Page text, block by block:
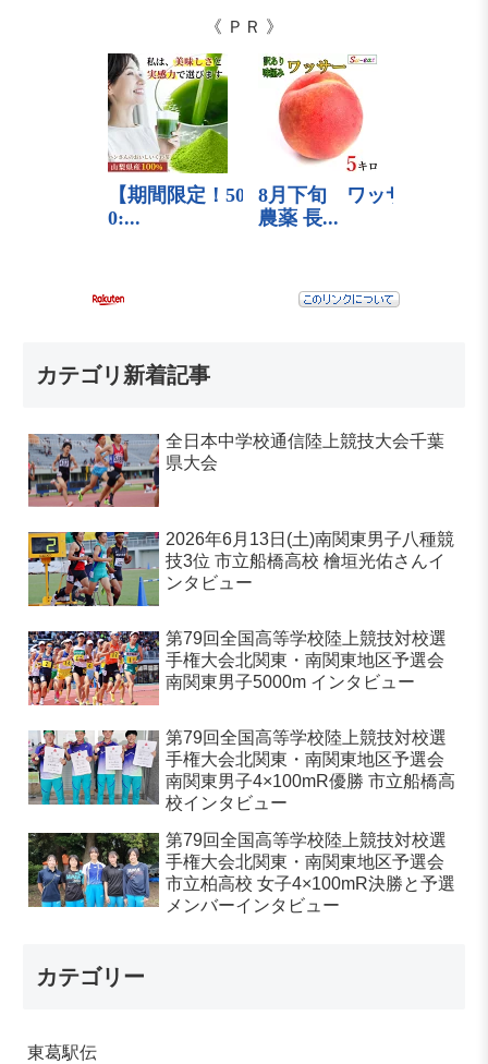
《 ＰＲ 》
カテゴリ新着記事
全日本中学校通信陸上競技大会千葉
県大会
2026年6月13日(土)南関東男子八種競
技3位 市立船橋高校 檜垣光佑さんイ
ンタビュー
第79回全国高等学校陸上競技対校選
手権大会北関東・南関東地区予選会
南関東男子5000m インタビュー
第79回全国高等学校陸上競技対校選
手権大会北関東・南関東地区予選会
南関東男子4×100mR優勝 市立船橋高
校インタビュー
第79回全国高等学校陸上競技対校選
手権大会北関東・南関東地区予選会
市立柏高校 女子4×100mR決勝と予選
メンバーインタビュー
カテゴリー
東葛駅伝